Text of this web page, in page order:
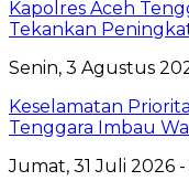
Kapolres Aceh
Tekankan
Senin, 3 Agustus
Keselamatan
Tenggara Imbau
Jumat, 31 Juli 2026